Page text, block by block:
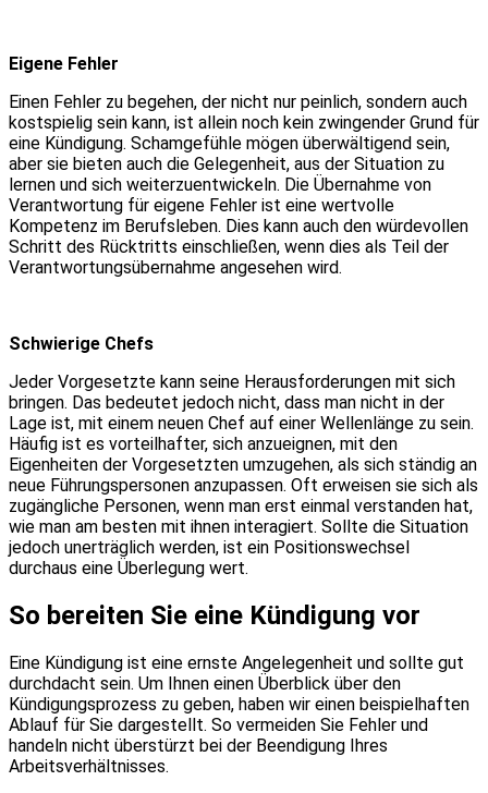
Eigene Fehler
Einen Fehler zu begehen, der nicht nur peinlich, sondern auch
kostspielig sein kann, ist allein noch kein zwingender Grund für
eine Kündigung. Schamgefühle mögen überwältigend sein,
aber sie bieten auch die Gelegenheit, aus der Situation zu
lernen und sich weiterzuentwickeln. Die Übernahme von
Verantwortung für eigene Fehler ist eine wertvolle
Kompetenz im Berufsleben. Dies kann auch den würdevollen
Schritt des Rücktritts einschließen, wenn dies als Teil der
Verantwortungsübernahme angesehen wird.
Schwierige Chefs
Jeder Vorgesetzte kann seine Herausforderungen mit sich
bringen. Das bedeutet jedoch nicht, dass man nicht in der
Lage ist, mit einem neuen Chef auf einer Wellenlänge zu sein.
Häufig ist es vorteilhafter, sich anzueignen, mit den
Eigenheiten der Vorgesetzten umzugehen, als sich ständig an
neue Führungspersonen anzupassen. Oft erweisen sie sich als
zugängliche Personen, wenn man erst einmal verstanden hat,
wie man am besten mit ihnen interagiert. Sollte die Situation
jedoch unerträglich werden, ist ein Positionswechsel
durchaus eine Überlegung wert.
So bereiten Sie eine Kündigung vor
Eine Kündigung ist eine ernste Angelegenheit und sollte gut
durchdacht sein. Um Ihnen einen Überblick über den
Kündigungsprozess zu geben, haben wir einen beispielhaften
Ablauf für Sie dargestellt. So vermeiden Sie Fehler und
handeln nicht überstürzt bei der Beendigung Ihres
Arbeitsverhältnisses.